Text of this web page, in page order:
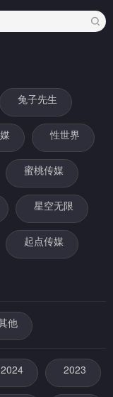
兔子先生
性世界
蜜桃传媒
星空无限
起点传媒
他
2024 2023